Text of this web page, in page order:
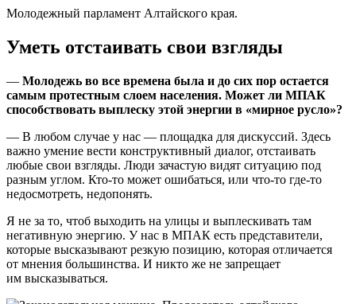
Молодежный парламент Алтайского края.
Уметь отстаивать свои взгляды
— Молодежь во все времена была и до сих пор остается
самым протестным слоем населения. Может ли МПАК
способствовать выплеску этой энергии в «мирное русло»?
— В любом случае у нас — площадка для дискуссий. Здесь
важно умение вести конструктивный диалог, отстаивать
любые свои взгляды. Люди зачастую видят ситуацию под
разным углом. Кто-то может ошибаться, или что-то где-то
недосмотреть, недопонять.
Я не за то, чтоб выходить на улицы и выплескивать там
негативную энергию. У нас в МПАК есть представители,
которые высказывают резкую позицию, которая отличается
от мнения большинства. И никто же не запрещает
им высказываться.